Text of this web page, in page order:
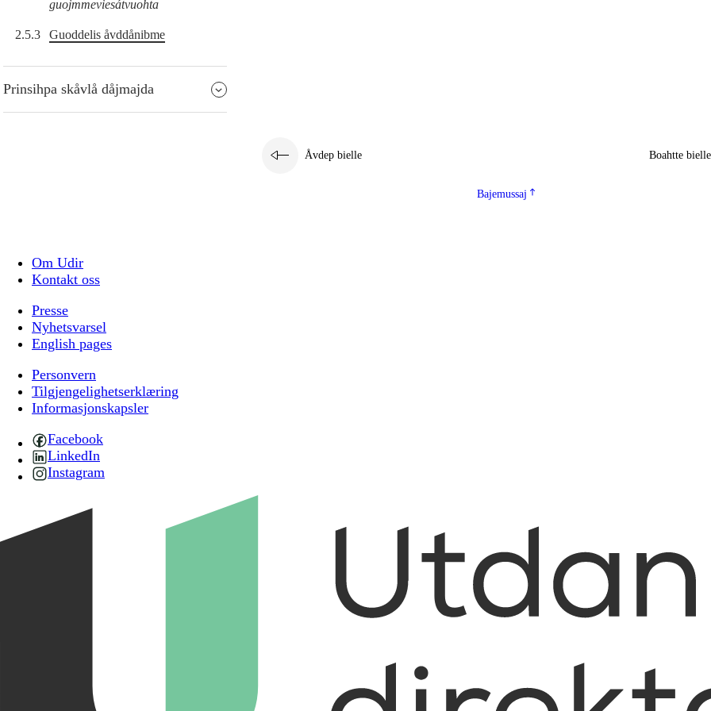
guojmmeviesátvuohta
2.5.3 Guoddelis åvddånibme
Prinsihpa skåvlå dåjmajda
Åvdep bielle Boahtte bielle
Bajemussaj
Om Udir
Kontakt oss
Presse
Nyhetsvarsel
English pages
Personvern
Tilgjengelighetserklæring
Informasjonskapsler
Facebook
LinkedIn
Instagram